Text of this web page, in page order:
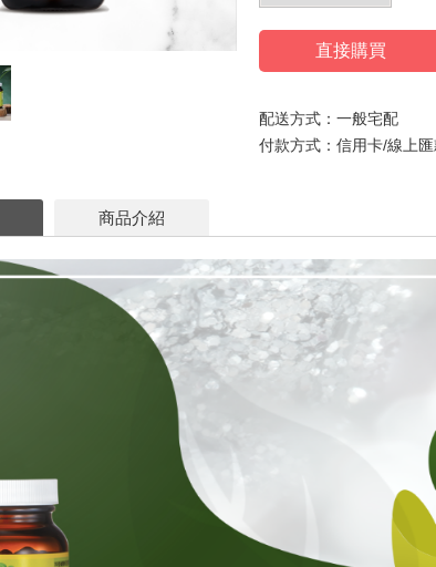
直接購買
配送方式：一般宅配
付款方式：信用卡/線上
商品介紹